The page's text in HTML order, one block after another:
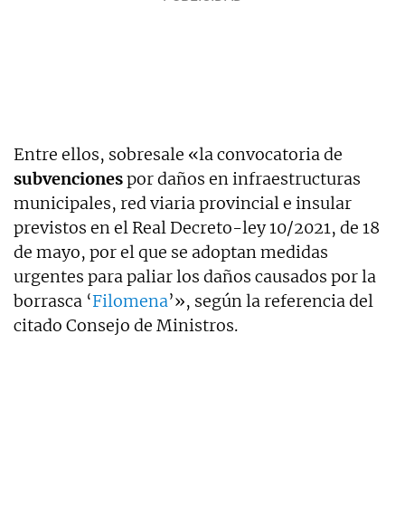
Entre ellos, sobresale «la convocatoria de
subvencionespor daños en infraestructuras
municipales, red viaria provincial e insular
previstos en el Real Decreto-ley 10/2021, de 18
de mayo, por el que se adoptan medidas
urgentes para paliar los daños causados por la
borrasca ‘Filomena’», según la referencia del
citado Consejo de Ministros.